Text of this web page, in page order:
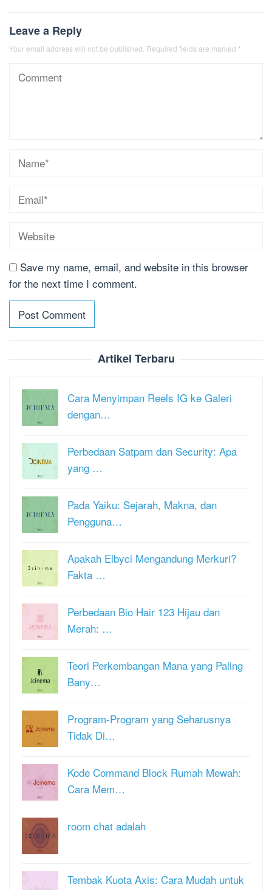
Leave a Reply
Your email address will not be published. Required fields are marked *
Save my name, email, and website in this browser
for the next time I comment.
Artikel Terbaru
Cara Menyimpan Reels IG ke Galeri
dengan…
Perbedaan Satpam dan Security: Apa
yang …
Pada Yaiku: Sejarah, Makna, dan
Pengguna…
Apakah Elbyci Mengandung Merkuri?
Fakta …
Perbedaan Bio Hair 123 Hijau dan
Merah: …
Teori Perkembangan Mana yang Paling
Bany…
Program-Program yang Seharusnya
Tidak Di…
Kode Command Block Rumah Mewah:
Cara Mem…
room chat adalah
Tembak Kuota Axis: Cara Mudah untuk